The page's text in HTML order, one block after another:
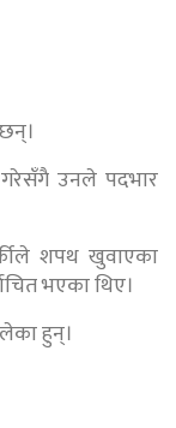
गरेसँगै उनले पदभार
शपथ खुवाएका
भएका थिए।
हुन्।